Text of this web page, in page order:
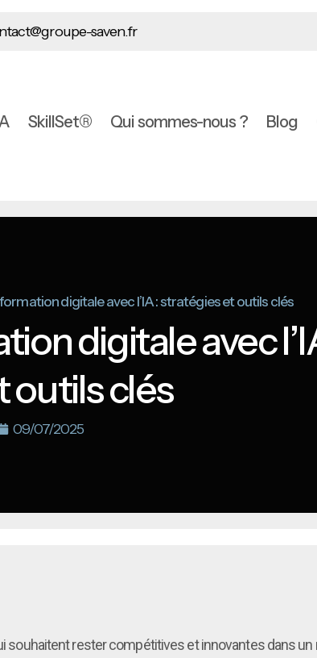
saven.fr
SkillSet® Qui sommes-nous ? Blog
digitale avec l’IA : stratégies et outils clés
digitale avec
outils clés
09/07/2025
rester compétitives et innovantes dans